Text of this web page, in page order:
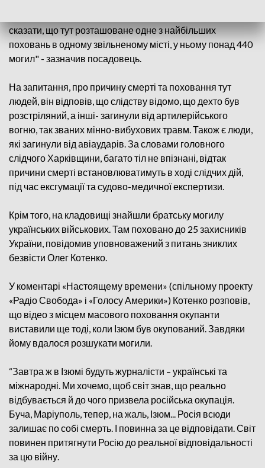
сказати, що тут розташоване одне з найбільших
поховань в одному звільненому місті, у ньому понад 440
могил" - зазначив посадовець.
На запитання, про причину смерті та поховання тут
людей, він відповів, що слідству відомо, що дехто був
розстріляний, а інші- загинули від артилерійського
вогню, так званих мінно-вибухових травм. Також є люди,
які загинули від авіаударів. За словами головного
слідчого Харківщини, багато тіл не впізнані, відтак
причини смерті встановлюватимуть в ході слідчих дій,
під час ексгумації та судово-медичної експертизи.
Крім того, на кладовищі знайшли братську могилу
українських військових. Там поховано до 25 захисників
України, повідомив уповноважений з питань зниклих
безвісти Олег Котенко.
У коментарі «Настоящему времени» (спільному проекту
«Радіо Свобода» і «Голосу Америки») Котенко розповів,
що відео з місцем масового поховання окупанти
виставили ще тоді, коли Ізюм був окупований. Завдяки
йому вдалося розшукати могили.
“Завтра ж в Ізюмі будуть журналісти – українські та
міжнародні. Ми хочемо, щоб світ знав, що реально
відбувається й до чого призвела російська окупація.
Буча, Маріуполь, тепер, на жаль, Ізюм... Росія всюди
залишає по собі смерть. І повинна за це відповідати. Світ
повинен притягнути Росію до реальної відповідальності
за цю війну.